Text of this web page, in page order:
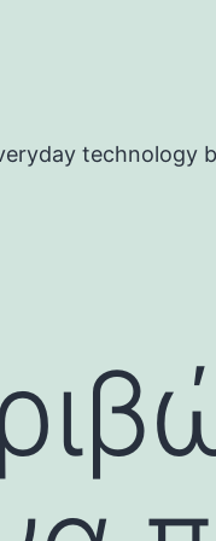
technology